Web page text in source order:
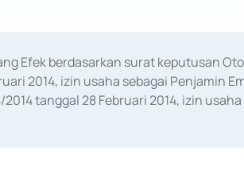
Efek berdasarkan surat keputusan
2014, izin usaha sebagai Penjamin
tanggal 28 Februari 2014, izin